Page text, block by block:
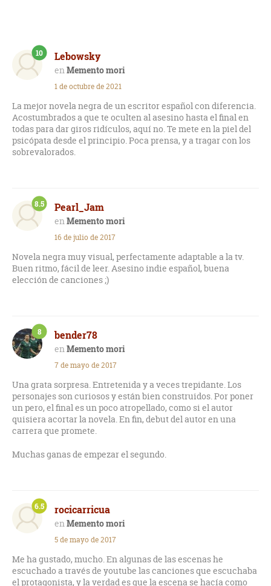
Lebowsky
Memento mori
10
1 de octubre de 2021
La mejor novela negra de un escritor español con diferencia.
Acostumbrados a que te oculten al asesino hasta el final en
todas para dar giros ridículos, aquí no. Te mete en la piel del
psicópata desde el principio. Poca prensa, y a tragar con los
sobrevalorados.
Pearl_Jam
Memento mori
8.5
16 de julio de 2017
Novela negra muy visual, perfectamente adaptable a la tv.
Buen ritmo, fácil de leer. Asesino indie español, buena
elección de canciones ;)
bender78
Memento mori
8
7 de mayo de 2017
Una grata sorpresa. Entretenida y a veces trepidante. Los
personajes son curiosos y están bien construidos. Por poner
un pero, el final es un poco atropellado, como si el autor
quisiera acortar la novela. En fin, debut del autor en una
carrera que promete.
Muchas ganas de empezar el segundo.
rocicarricua
Memento mori
6.5
5 de mayo de 2017
Me ha gustado, mucho. En algunas de las escenas he
escuchado a través de youtube las canciones que escuchaba
el protagonista, y la verdad es que la escena se hacía como